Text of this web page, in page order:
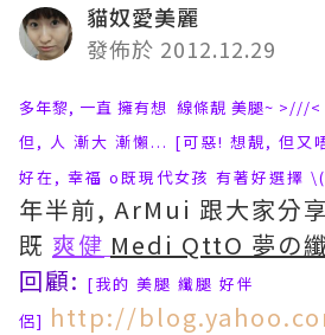
貓奴愛美麗
發佈於 2012.12.29
多年黎, 一直 擁有想 線條靚 美腿~ >///<
但, 人 漸大 漸懶... [可惡! 想靚, 但又
好在, 幸福 o既現代女孩 有著好選擇
年半前, ArMui 跟大家分享
既 爽健 Medi QttO 夢の
回顧: [我的 美腿 纖腿 好伴
侶] http://